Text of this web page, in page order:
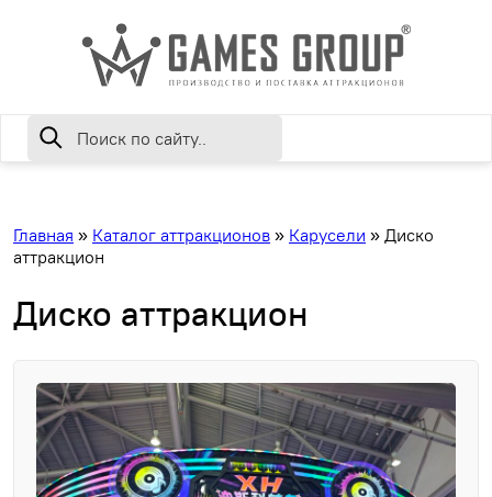
Главная » Каталог аттракционов » Карусели » Диско
аттракцион
Диско аттракцион